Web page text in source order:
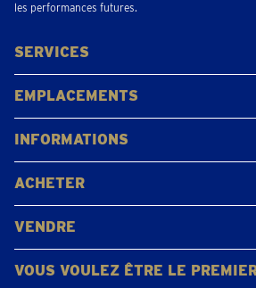
les performances futures.
SERVICES
Acheter
Vendre
Vente aux enchères
EMPLACEMENTS
Gerpinnes
Liège
Namur
Waterloo
Woluwe-Saint-Lambert
Voir tous les emplacements
INFORMATIONS
FAQ
Avis clients
ACHETER
Acheter de l'or
Acheter des pièces
Acheter de l'argent
VENDRE
Bijoux en or
Pièces d'or
Lingots d'or
VOUS VOULEZ ÊTRE LE